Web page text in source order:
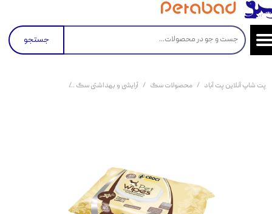
جستجو
پت شاپ آنلاین پت آباد محصولات سگ آرایشی و بهداشتی سگ